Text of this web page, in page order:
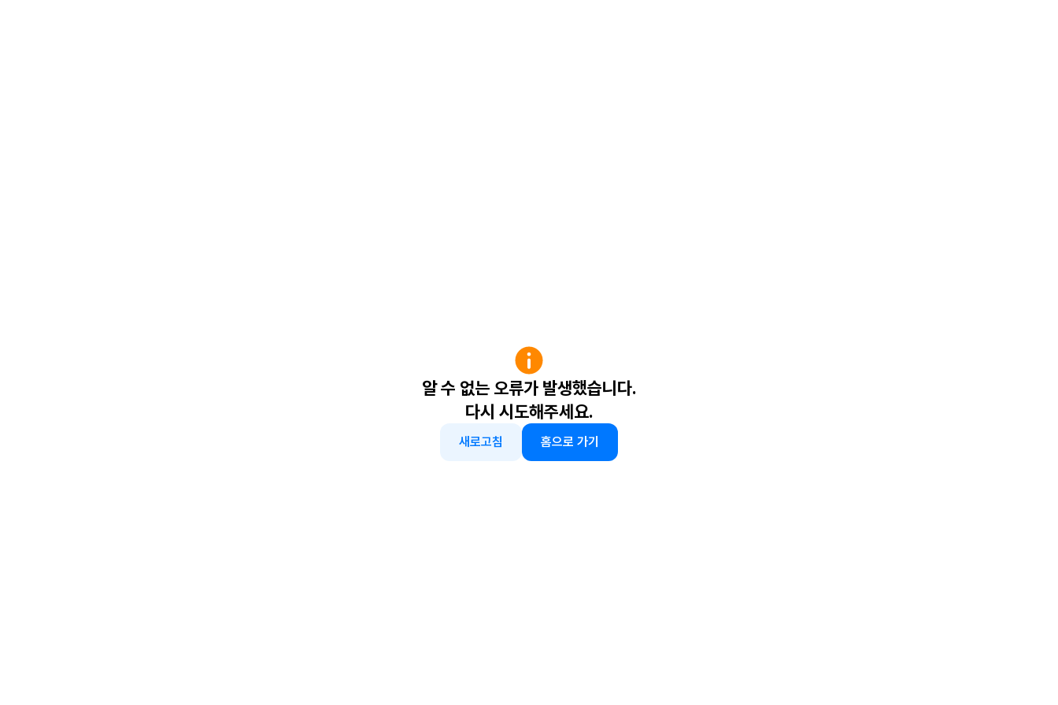
알 수 없는 오류가 발생했습니다.
다시 시도해주세요.
새로고침 홈으로 가기